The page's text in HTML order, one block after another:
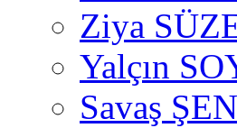
Ziya
Yalçın
Savaş